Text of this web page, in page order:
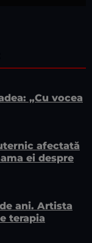
„Cu vocea
afectată
ei despre
ani. Artista
terapia